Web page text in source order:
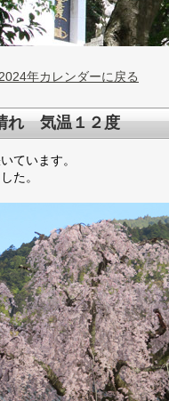
2024年カレンダーに戻る
れ 気温１２度
ています。
た。